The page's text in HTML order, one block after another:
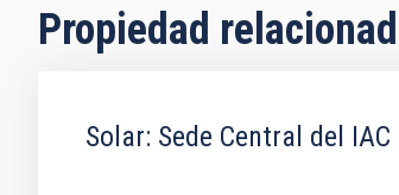
navegación
Propiedad
Solar: Sede Central del IAC